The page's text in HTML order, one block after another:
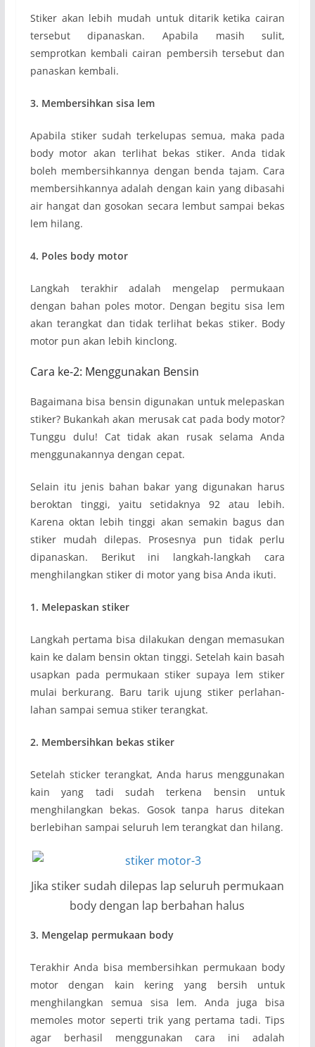
Stiker akan lebih mudah untuk ditarik ketika cairan
tersebut dipanaskan. Apabila masih sulit,
semprotkan kembali cairan pembersih tersebut dan
panaskan kembali.
3. Membersihkan sisa lem
Apabila stiker sudah terkelupas semua, maka pada
body motor akan terlihat bekas stiker. Anda tidak
boleh membersihkannya dengan benda tajam. Cara
membersihkannya adalah dengan kain yang dibasahi
air hangat dan gosokan secara lembut sampai bekas
lem hilang.
4. Poles body motor
Langkah terakhir adalah mengelap permukaan
dengan bahan poles motor. Dengan begitu sisa lem
akan terangkat dan tidak terlihat bekas stiker. Body
motor pun akan lebih kinclong.
Cara ke-2: Menggunakan Bensin
Bagaimana bisa bensin digunakan untuk melepaskan
stiker? Bukankah akan merusak cat pada body motor?
Tunggu dulu! Cat tidak akan rusak selama Anda
menggunakannya dengan cepat.
Selain itu jenis bahan bakar yang digunakan harus
beroktan tinggi, yaitu setidaknya 92 atau lebih.
Karena oktan lebih tinggi akan semakin bagus dan
stiker mudah dilepas. Prosesnya pun tidak perlu
dipanaskan. Berikut ini langkah-langkah cara
menghilangkan stiker di motor yang bisa Anda ikuti.
1. Melepaskan stiker
Langkah pertama bisa dilakukan dengan memasukan
kain ke dalam bensin oktan tinggi. Setelah kain basah
usapkan pada permukaan stiker supaya lem stiker
mulai berkurang. Baru tarik ujung stiker perlahan-
lahan sampai semua stiker terangkat.
2. Membersihkan bekas stiker
Setelah sticker terangkat, Anda harus menggunakan
kain yang tadi sudah terkena bensin untuk
menghilangkan bekas. Gosok tanpa harus ditekan
berlebihan sampai seluruh lem terangkat dan hilang.
Jika stiker sudah dilepas lap seluruh permukaan
body dengan lap berbahan halus
3. Mengelap permukaan body
Terakhir Anda bisa membersihkan permukaan body
motor dengan kain kering yang bersih untuk
menghilangkan semua sisa lem. Anda juga bisa
memoles motor seperti trik yang pertama tadi. Tips
agar berhasil menggunakan cara ini adalah